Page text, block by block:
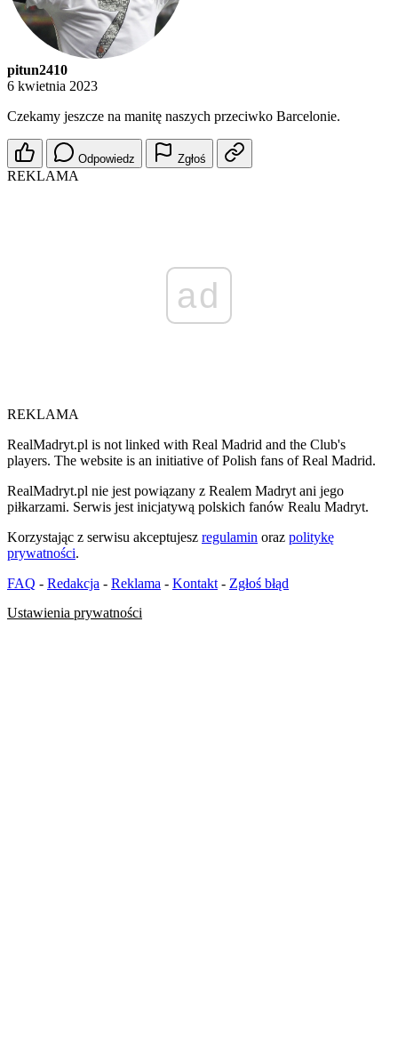
pitun2410
6 kwietnia 2023
Czekamy jeszcze na manitę naszych przeciwko Barcelonie.
Odpowiedz Zgłoś
REKLAMA
ad
REKLAMA
RealMadryt.pl is not linked with Real Madrid and the Club's
players. The website is an initiative of Polish fans of Real Madrid.
RealMadryt.pl nie jest powiązany z Realem Madryt ani jego
piłkarzami. Serwis jest inicjatywą polskich fanów Realu Madryt.
Korzystając z serwisu akceptujesz regulamin oraz politykę
prywatności.
FAQ - Redakcja - Reklama - Kontakt - Zgłoś błąd
Ustawienia prywatności